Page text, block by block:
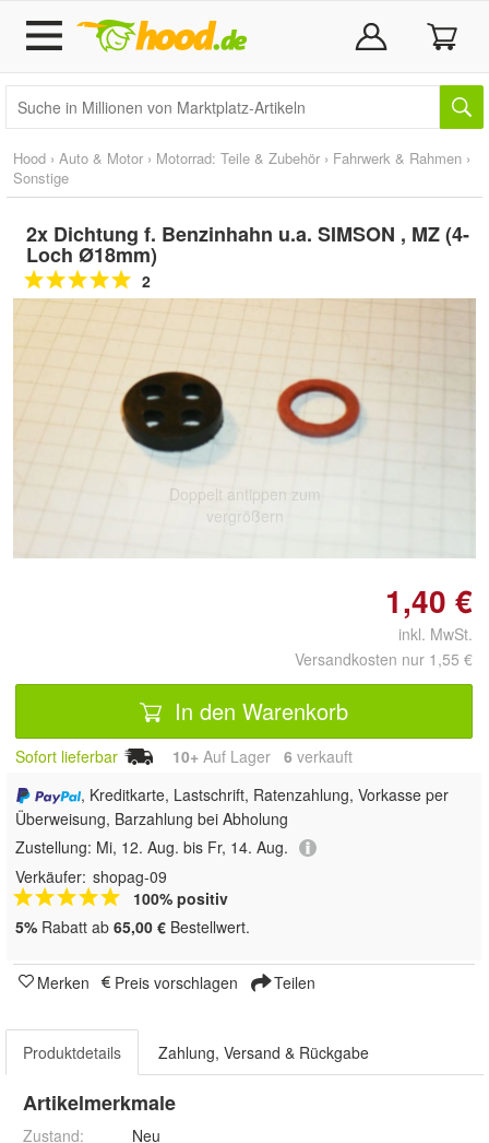
Hood › Auto & Motor › Motorrad: Teile & Zubehör › Fahrwerk & Rahmen ›
Sonstige
2x Dichtung f. Benzinhahn u.a. SIMSON , MZ (4-
Loch Ø18mm)
2
Doppelt antippen zum
vergrößern
1,40 €
inkl. MwSt.
Versandkosten nur 1,55 €
In den Warenkorb
Sofort lieferbar 10+ Auf Lager 6 verkauft
, Kreditkarte, Lastschrift, Ratenzahlung, Vorkasse per
Überweisung, Barzahlung bei Abholung
Zustellung: Mi, 12. Aug. bis Fr, 14. Aug.
Verkäufer: shopag-09
100% positiv
5% Rabatt ab 65,00 € Bestellwert.
Merken Preis vorschlagen Teilen
Produktdetails Zahlung, Versand & Rückgabe
Artikelmerkmale
Zustand: Neu